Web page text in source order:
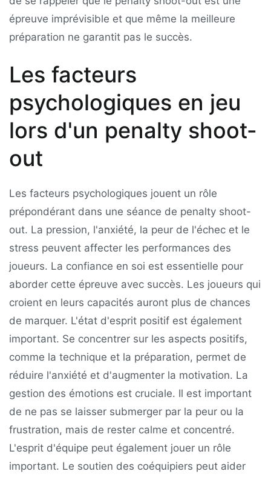
épreuve imprévisible et que même la meilleure
préparation ne garantit pas le succès.
Les facteurs
psychologiques en jeu
lors d'un penalty shoot-
out
Les facteurs psychologiques jouent un rôle
prépondérant dans une séance de penalty shoot-
out. La pression, l'anxiété, la peur de l'échec et le
stress peuvent affecter les performances des
joueurs. La confiance en soi est essentielle pour
aborder cette épreuve avec succès. Les joueurs qui
croient en leurs capacités auront plus de chances
de marquer. L'état d'esprit positif est également
important. Se concentrer sur les aspects positifs,
comme la technique et la préparation, permet de
réduire l'anxiété et d'augmenter la motivation. La
gestion des émotions est cruciale. Il est important
de ne pas se laisser submerger par la peur ou la
frustration, mais de rester calme et concentré.
L'esprit d'équipe peut également jouer un rôle
important. Le soutien des coéquipiers peut aider